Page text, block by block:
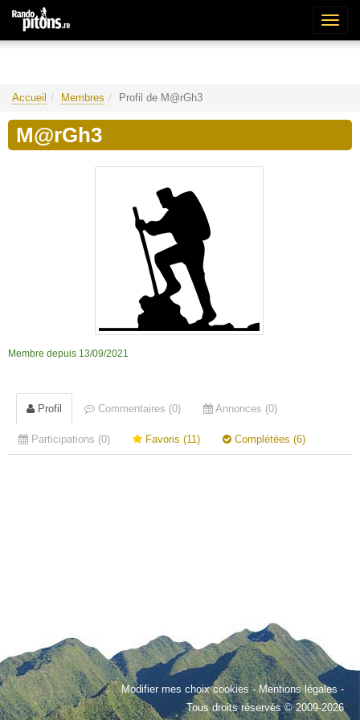
Accueil Membres Profil de M@rGh3
M@rGh3
Membre depuis 13/09/2021
Profil Commentaires (0) Annonces (0)
Participations (0) Favoris (11) Complétées (6)
Modifier mes choix cookies-Mentions légales -
Tous droits réservés © 2009-2026